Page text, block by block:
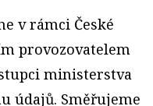
v rámci České
provozovatelem
ministerstva
údajů. Směřujeme